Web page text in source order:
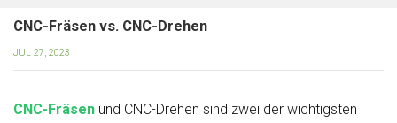
CNC-Fräsen vs. CNC-Drehen
JUL 27, 2023
CNC-Fräsen und CNC-Drehen sind zwei der wichtigsten